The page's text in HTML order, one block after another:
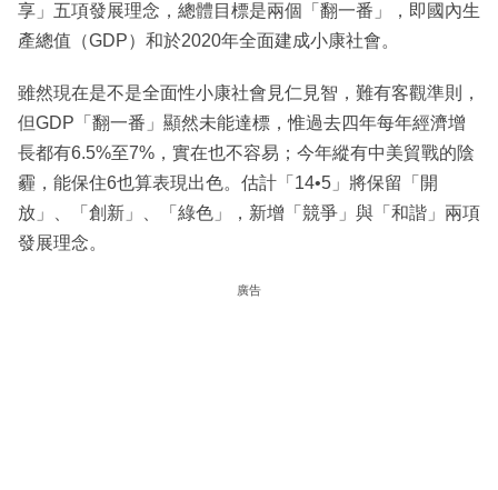
享」五項發展理念，總體目標是兩個「翻一番」，即國內生
產總值（GDP）和於2020年全面建成小康社會。
雖然現在是不是全面性小康社會見仁見智，難有客觀準則，
但GDP「翻一番」顯然未能達標，惟過去四年每年經濟增
長都有6.5%至7%，實在也不容易；今年縱有中美貿戰的陰
霾，能保住6也算表現出色。估計「14•5」將保留「開
放」、「創新」、「綠色」，新增「競爭」與「和諧」兩項
發展理念。
廣告